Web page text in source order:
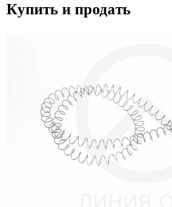
Купить и продать